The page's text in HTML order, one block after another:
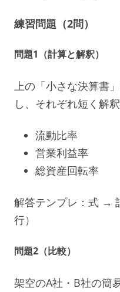
練習問題（2問）
問題1（計算と解釈）
上の「小さな決算書
し、それぞれ短く解
流動比率
営業利益率
総資産回転率
解答テンプレ：式 →
行）
問題2（比較）
架空のA社・B社の簡